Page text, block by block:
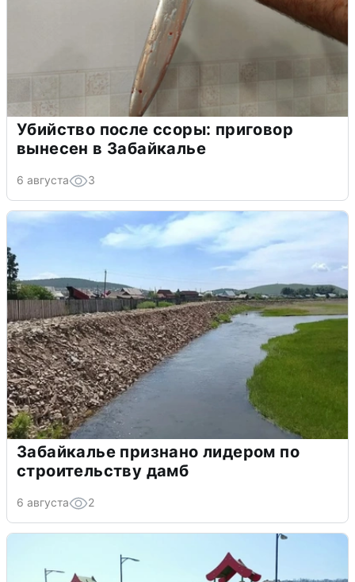
Убийство после ссоры: приговор
вынесен в Забайкалье
6 августа 3
Забайкалье признано лидером по
строительству дамб
6 августа 2